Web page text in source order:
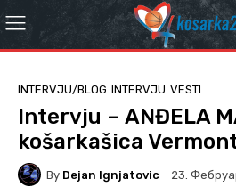
INTERVJU/BLOG INTERVJU VESTI
Intervju – ANĐELA
košarkašica
By Dejan Ignjatovic 23.